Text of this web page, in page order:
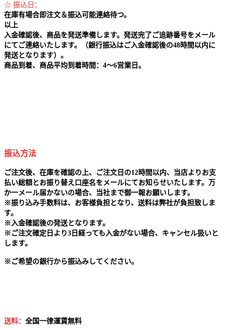
☆ 振込日：
在庫有場合即注文＆振込可能連絡待つ。
以上
入金確認後、商品を発送準備します。発送完了ご追跡番号をメール
にてご連絡いたします。（銀行振込はご入金確認後の48時間以内に
発送となります）。
商品到着、商品平均到着時間：4～6営業日。
振込方法
ご注文後、在庫を確認の上、ご注文日の12時間以内、当店よりお支
払い総額とお振り替え口座名をメールにてお知らせいたします。万
か一メール届かないの場合、当社まで御一報お願いします。
※振り込み手数料は、お客様負担となり、送料は弊社が負担致しま
す。
※ 入金確認後の発送となります。
※ ご注文確定日より3日経っても入金がない場合、キャンセル扱いと
します。
※ ご希望の銀行から振込みしてください。
送料： 全国一律運賃無料